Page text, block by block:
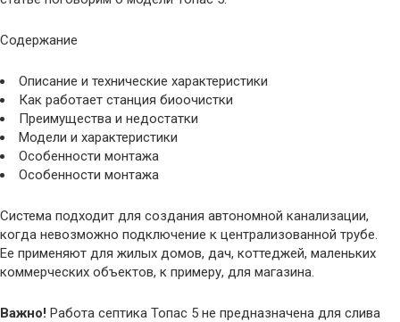
Содержание
Описание и технические характеристики
Как работает станция биоочистки
Преимущества и недостатки
Модели и характеристики
Особенности монтажа
Особенности монтажа
Система подходит для создания автономной канализации,
когда невозможно подключение к централизованной трубе.
Ее применяют для жилых домов, дач, коттеджей, маленьких
коммерческих объектов, к примеру, для магазина.
Важно! Работа септика Топас 5 не предназначена для слива